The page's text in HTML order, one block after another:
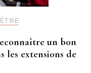
un bon
les extensions de